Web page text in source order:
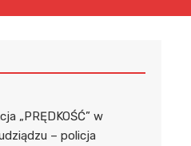
„PRĘDKOŚĆ” w
– policja